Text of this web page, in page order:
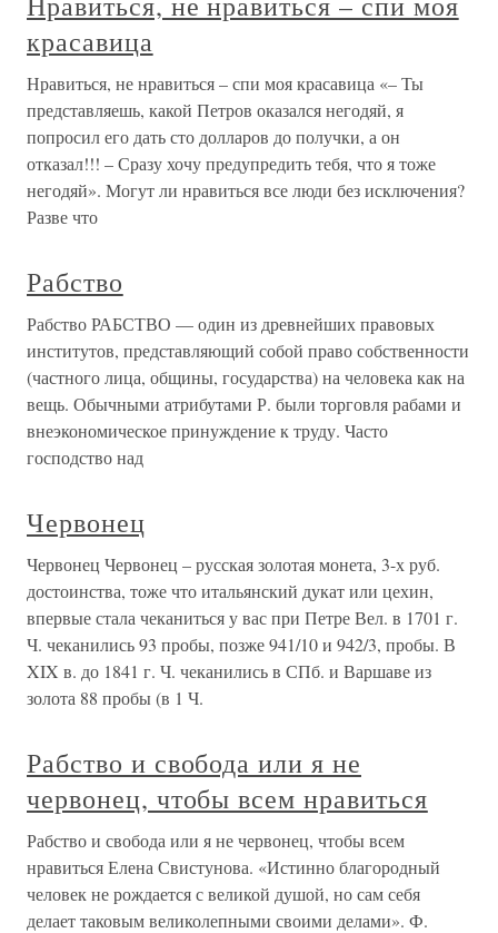
красавица
Нравиться, не нравиться – спи моя красавица «– Ты
представляешь, какой Петров оказался негодяй, я
попросил его дать сто долларов до получки, а он
отказал!!! – Сразу хочу предупредить тебя, что я тоже
негодяй». Могут ли нравиться все люди без исключения?
Разве что
Рабство
Рабство РАБСТВО — один из древнейших правовых
институтов, представляющий собой право собственности
(частного лица, общины, государства) на человека как на
вещь. Обычными атрибутами Р. были торговля рабами и
внеэкономическое принуждение к труду. Часто
господство над
Червонец
Червонец Червонец – русская золотая монета, 3-х руб.
достоинства, тоже что итальянский дукат или цехин,
впервые стала чеканиться у вас при Петре Вел. в 1701 г.
Ч. чеканились 93 пробы, позже 941/10 и 942/3, пробы. В
XIX в. до 1841 г. Ч. чеканились в СПб. и Варшаве из
золота 88 пробы (в 1 Ч.
Рабство и свобода или я не
червонец, чтобы всем нравиться
Рабство и свобода или я не червонец, чтобы всем
нравиться Елена Свистунова. «Истинно благородный
человек не рождается с великой душой, но сам себя
делает таковым великолепными своими делами». Ф.